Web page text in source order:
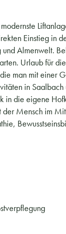
Einstieg in
Almenwelt.
Urlaub für
man mit einer
in
die eigene
der Mensch im